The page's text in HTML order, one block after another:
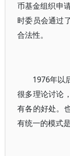
币基金组织申
时委员会通过
合法性。
1976年以
很多理论讨论
有各的好处。
有统一的模式